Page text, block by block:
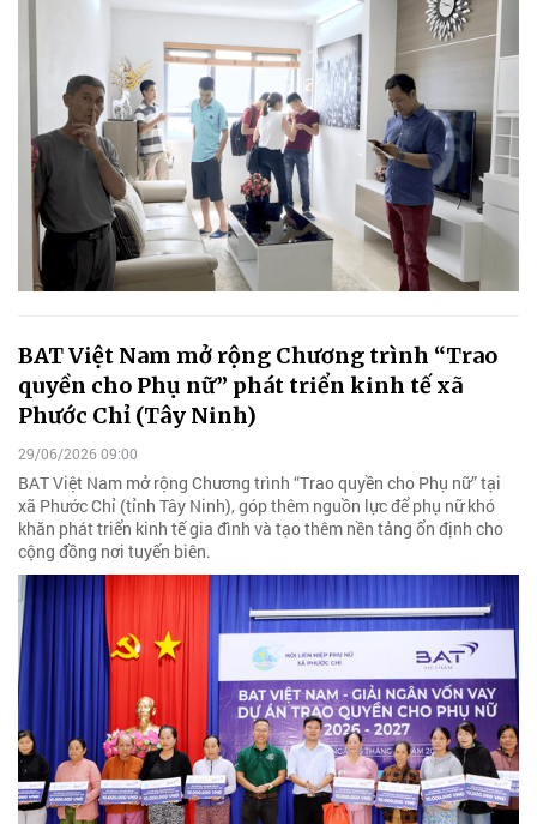
BAT Việt Nam mở rộng Chương trình “Trao
quyền cho Phụ nữ” phát triển kinh tế xã
Phước Chỉ (Tây Ninh)
29/06/2026 09:00
BAT Việt Nam mở rộng Chương trình “Trao quyền cho Phụ nữ” tại
xã Phước Chỉ (tỉnh Tây Ninh), góp thêm nguồn lực để phụ nữ khó
khăn phát triển kinh tế gia đình và tạo thêm nền tảng ổn định cho
cộng đồng nơi tuyến biên.